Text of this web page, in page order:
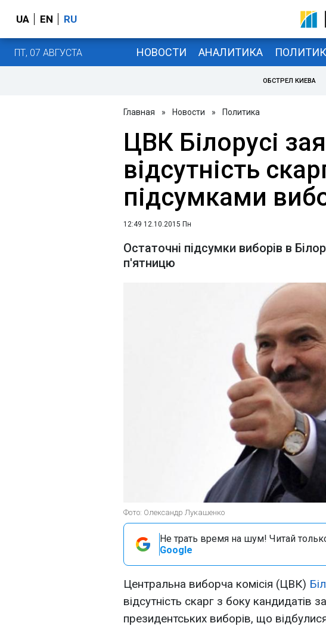
UA EN RU
ПТ, 07 АВГУСТА НОВОСТИ АНАЛИТИКА
ОБСТРЕЛ КИЕВА
Главная » Новости » Политика
ЦВК Білорусі
відсутність
підсумками
12:49 12.10.2015 Пн
Остаточні підсумки виборів в
п'ятницю
Фото: Олександр Лукашенко
Не трать время на шум! Читай
Google
Центральна виборча комісія (ЦВК)
відсутність скарг з боку кандидатів
президентських виборів, що